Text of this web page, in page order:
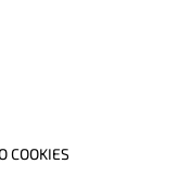
COOKIES